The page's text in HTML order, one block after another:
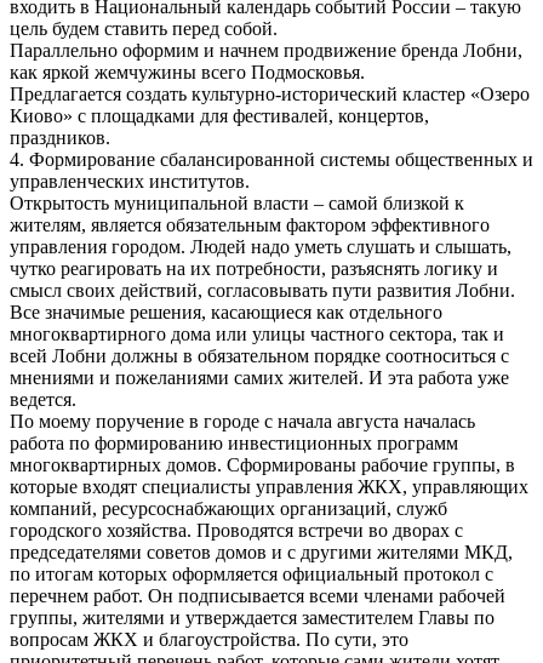
входить в Национальный календарь событий России – такую
цель будем ставить перед собой.
Параллельно оформим и начнем продвижение бренда Лобни,
как яркой жемчужины всего Подмосковья.
Предлагается создать культурно-исторический кластер «Озеро
Киово» с площадками для фестивалей, концертов,
праздников.
4. Формирование сбалансированной системы общественных и
управленческих институтов.
Открытость муниципальной власти – самой близкой к
жителям, является обязательным фактором эффективного
управления городом. Людей надо уметь слушать и слышать,
чутко реагировать на их потребности, разъяснять логику и
смысл своих действий, согласовывать пути развития Лобни.
Все значимые решения, касающиеся как отдельного
многоквартирного дома или улицы частного сектора, так и
всей Лобни должны в обязательном порядке соотноситься с
мнениями и пожеланиями самих жителей. И эта работа уже
ведется.
По моему поручение в городе с начала августа началась
работа по формированию инвестиционных программ
многоквартирных домов. Сформированы рабочие группы, в
которые входят специалисты управления ЖКХ, управляющих
компаний, ресурсоснабжающих организаций, служб
городского хозяйства. Проводятся встречи во дворах с
председателями советов домов и с другими жителями МКД,
по итогам которых оформляется официальный протокол с
перечнем работ. Он подписывается всеми членами рабочей
группы, жителями и утверждается заместителем Главы по
вопросам ЖКХ и благоустройства. По сути, это